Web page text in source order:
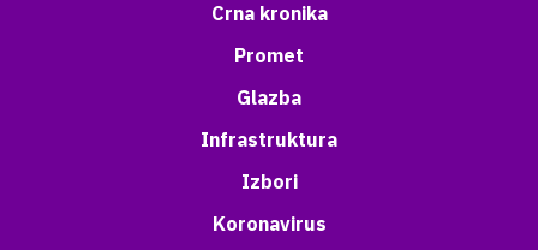
Crna kronika
Promet
Glazba
Infrastruktura
Izbori
Koronavirus